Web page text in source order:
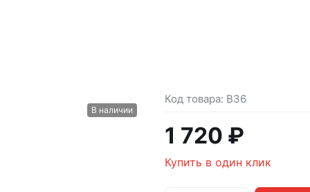
В наличии
Код товара: В36
1 720 ₽
Купить в один клик